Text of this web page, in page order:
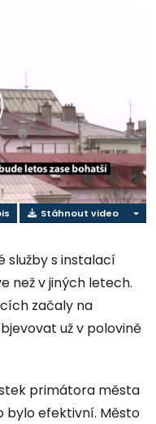
Stáhnout video
služby s instalací
než v jiných letech.
začaly na
už v polovině
primátora města
bylo efektivní. Město